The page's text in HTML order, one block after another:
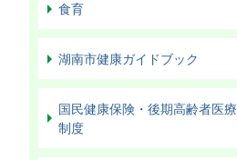
食育
湖南市健康ガイドブック
国民健康保険・後期高齢者医療
制度